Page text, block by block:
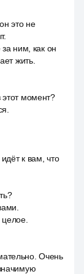
это не
ним, как он
жить.
этот момент?
к вам, что
Очень